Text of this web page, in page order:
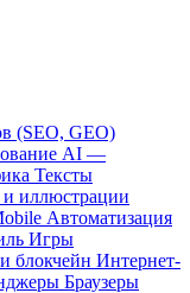
(SEO, GEO)
AI —
Тексты
иллюстрации
Автоматизация
Игры
блокчейн Интернет-
Браузеры